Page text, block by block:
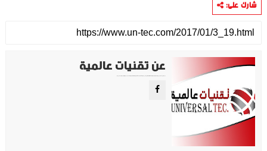
شارك على:
عن تقنيات عالمية